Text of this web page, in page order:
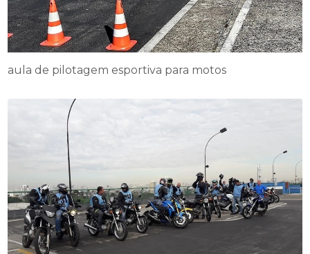
aula de pilotagem esportiva para motos